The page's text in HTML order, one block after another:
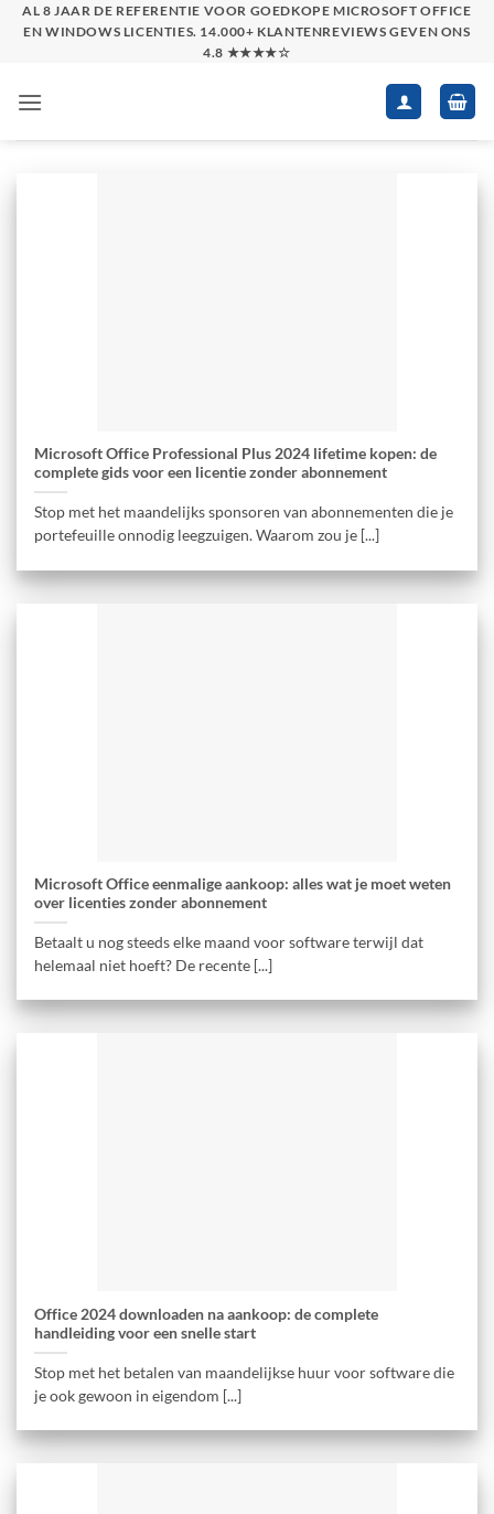
SkipAL 8 JAAR DE REFERENTIE VOOR GOEDKOPE MICROSOFT OFFICE
EN WINDOWS LICENTIES. 14.000+ KLANTENREVIEWS GEVEN ONS
4.8 ★★★★☆
Microsoft Office Professional Plus 2024 lifetime kopen: de
complete gids voor een licentie zonder abonnement
Stop met het maandelijks sponsoren van abonnementen die je
portefeuille onnodig leegzuigen. Waarom zou je [...]
Microsoft Office eenmalige aankoop: alles wat je moet weten
over licenties zonder abonnement
Betaalt u nog steeds elke maand voor software terwijl dat
helemaal niet hoeft? De recente [...]
Office 2024 downloaden na aankoop: de complete
handleiding voor een snelle start
Stop met het betalen van maandelijkse huur voor software die
je ook gewoon in eigendom [...]